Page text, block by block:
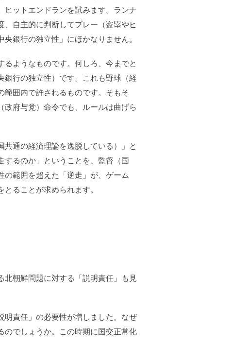
ヒットエンドランを試みます。ランナ
自主的に判断してプレー（盗塁やヒ
銀行の独立性」にほかなりません。
ようなものです。何しろ、今までと
銀行の独立性）です。これも野球（経
範囲内で許されるものです。そもそ
政府与党）命令でも、ルールは曲げら
通の経済理論を逸脱している）」と
るのか」ということを、監督（国
の範囲を超えた「逆走」が、ゲーム
ることが求められます。
北朝鮮問題に対する「説明責任」も見
明責任」の必要性が増しました。なぜ
のでしょうか。この時期に国交正常化